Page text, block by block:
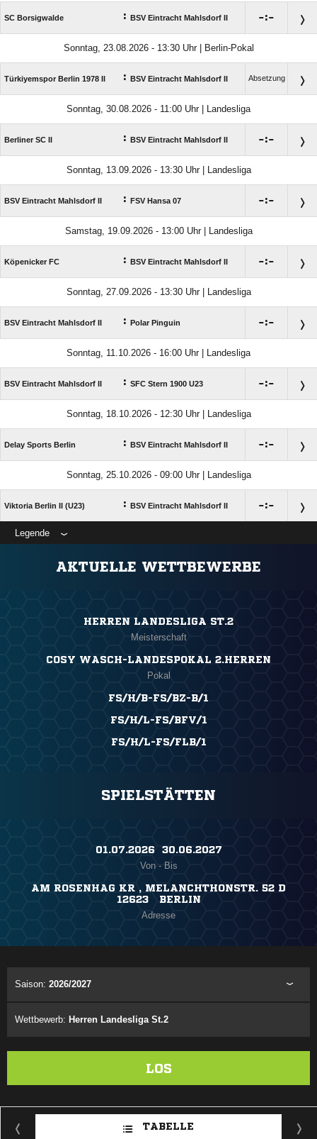
SC Borsigwalde : BSV Eintracht Mahlsdorf II :
Sonntag, 23.08.2026 - 13:30 Uhr | Berlin-Pokal
Türkiyemspor Berlin 1978 II : BSV Eintracht Mahlsdorf II Absetzung
Sonntag, 30.08.2026 - 11:00 Uhr | Landesliga
Berliner SC II : BSV Eintracht Mahlsdorf II :
Sonntag, 13.09.2026 - 13:30 Uhr | Landesliga
BSV Eintracht Mahlsdorf II : FSV Hansa 07 :
Samstag, 19.09.2026 - 13:00 Uhr | Landesliga
Köpenicker FC : BSV Eintracht Mahlsdorf II :
Sonntag, 27.09.2026 - 13:30 Uhr | Landesliga
BSV Eintracht Mahlsdorf II : Polar Pinguin :
Sonntag, 11.10.2026 - 16:00 Uhr | Landesliga
BSV Eintracht Mahlsdorf II : SFC Stern 1900 U23 :
Sonntag, 18.10.2026 - 12:30 Uhr | Landesliga
Delay Sports Berlin : BSV Eintracht Mahlsdorf II :
Sonntag, 25.10.2026 - 09:00 Uhr | Landesliga
Viktoria Berlin II (U23) : BSV Eintracht Mahlsdorf II :
Legende
AKTUELLE WETTBEWERBE
HERREN LANDESLIGA ST.2
Meisterschaft
COSY WASCH-LANDESPOKAL 2.HERREN
Pokal
FS/H/B-FS/BZ-B/1
FS/H/L-FS/BFV/1
FS/H/L-FS/FLB/1
SPIELSTÄTTEN
01.07.2026 ​ 30.06.2027
Von - Bis
AM ROSENHAG KR , MELANCHTHONSTR. 52 D
12623 BERLIN
Adresse
Saison: 2026/2027
Wettbewerb: Herren Landesliga St.2
LOS
TABELLE